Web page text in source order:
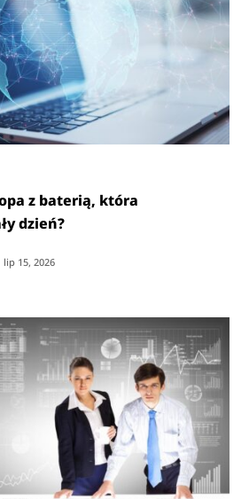
z baterią, która
dzień?
lip 15, 2026